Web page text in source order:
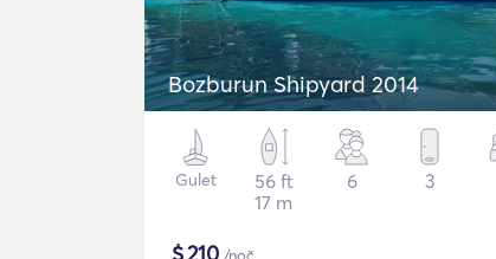
Bozburun Shipyard 2014
Gulet
56 ft
17 m
6 3